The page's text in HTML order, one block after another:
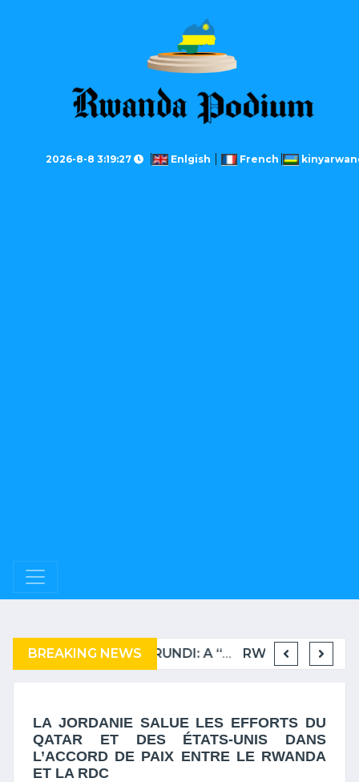
2026-8-8 3:19:27 Enlgish French
BREAKING NEWS
COMPLAINT FILED FOR CORRUPTION IN BELGIUM AGAINST THE TSHISEKEDI CLAN BURUNDI: A “COERCIVE” REPATRIATION FROM TANZANIA OF REFUGEES RWANDA TO GRADUATE FROM THE UN LIST OF LEAST DEVELOPED COUNTRIES
LA JORDANIE SALUE LES EFFORTS DU
QATAR ET DES ÉTATS-UNIS DANS
L’ACCORD DE PAIX ENTRE LE RWANDA
ET LA RDC